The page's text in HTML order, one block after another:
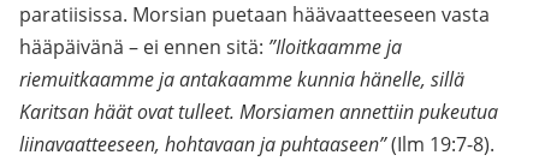
paratiisissa. Morsian puetaan häävaatteeseen vasta
hääpäivänä – ei ennen sitä: ”Iloitkaamme ja
riemuitkaamme ja antakaamme kunnia hänelle, sillä
Karitsan häät ovat tulleet. Morsiamen annettiin pukeutua
liinavaatteeseen, hohtavaan ja puhtaaseen”(Ilm 19:7-8).